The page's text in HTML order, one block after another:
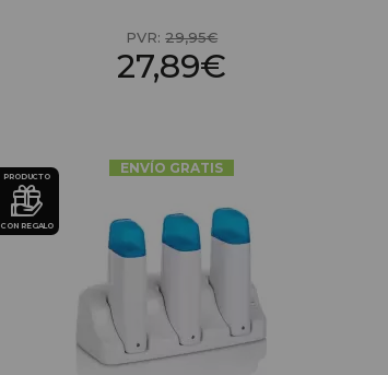
PVR:29,95€
27,89€
PRODUCTO
CON REGALO
ENVÍO GRATIS